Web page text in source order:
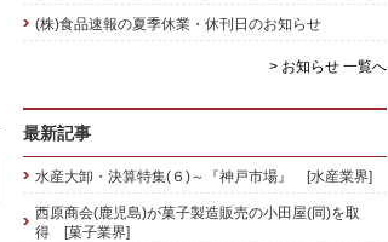
(株)食品速報の夏季休業・休刊日のお知らせ
> お知らせ 一覧へ
最新記事
水産大卸・決算特集(６)～『神戸市場』 [水産業界]
西原商会(鹿児島)が菓子製造販売の小田屋(同)を取
得 [菓子業界]